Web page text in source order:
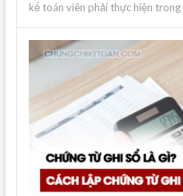
kế toán viên phải thực hiện trong